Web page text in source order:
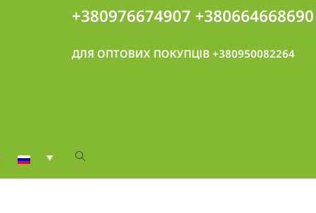
+380976674907 +380664668690
ДЛЯ ОПТОВИХ ПОКУПЦІВ +380950082264